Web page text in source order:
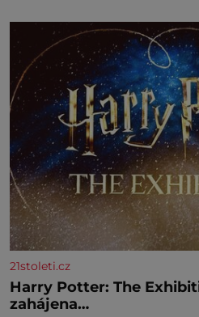
amaretta kakao na posypání Postup: Oddělte
žloutky od bílků. Žloutky
světlé pěny a postupně do
mascarpone, aby vznikl
21stoleti.cz
Harry Potter: The
zahájena…